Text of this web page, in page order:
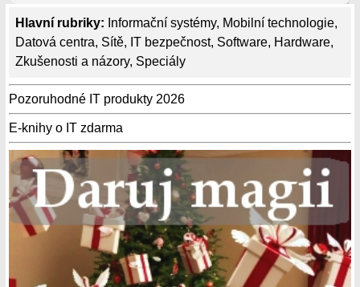
Hlavní rubriky: Informační systémy, Mobilní technologie,
Datová centra, Sítě, IT bezpečnost, Software, Hardware,
Zkušenosti a názory, Speciály
Pozoruhodné IT produkty 2026
E-knihy o IT zdarma